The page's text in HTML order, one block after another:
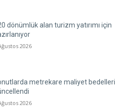
dönümlük alan turizm yatırımı için
2026
metrekare maliyet bedelleri
2026